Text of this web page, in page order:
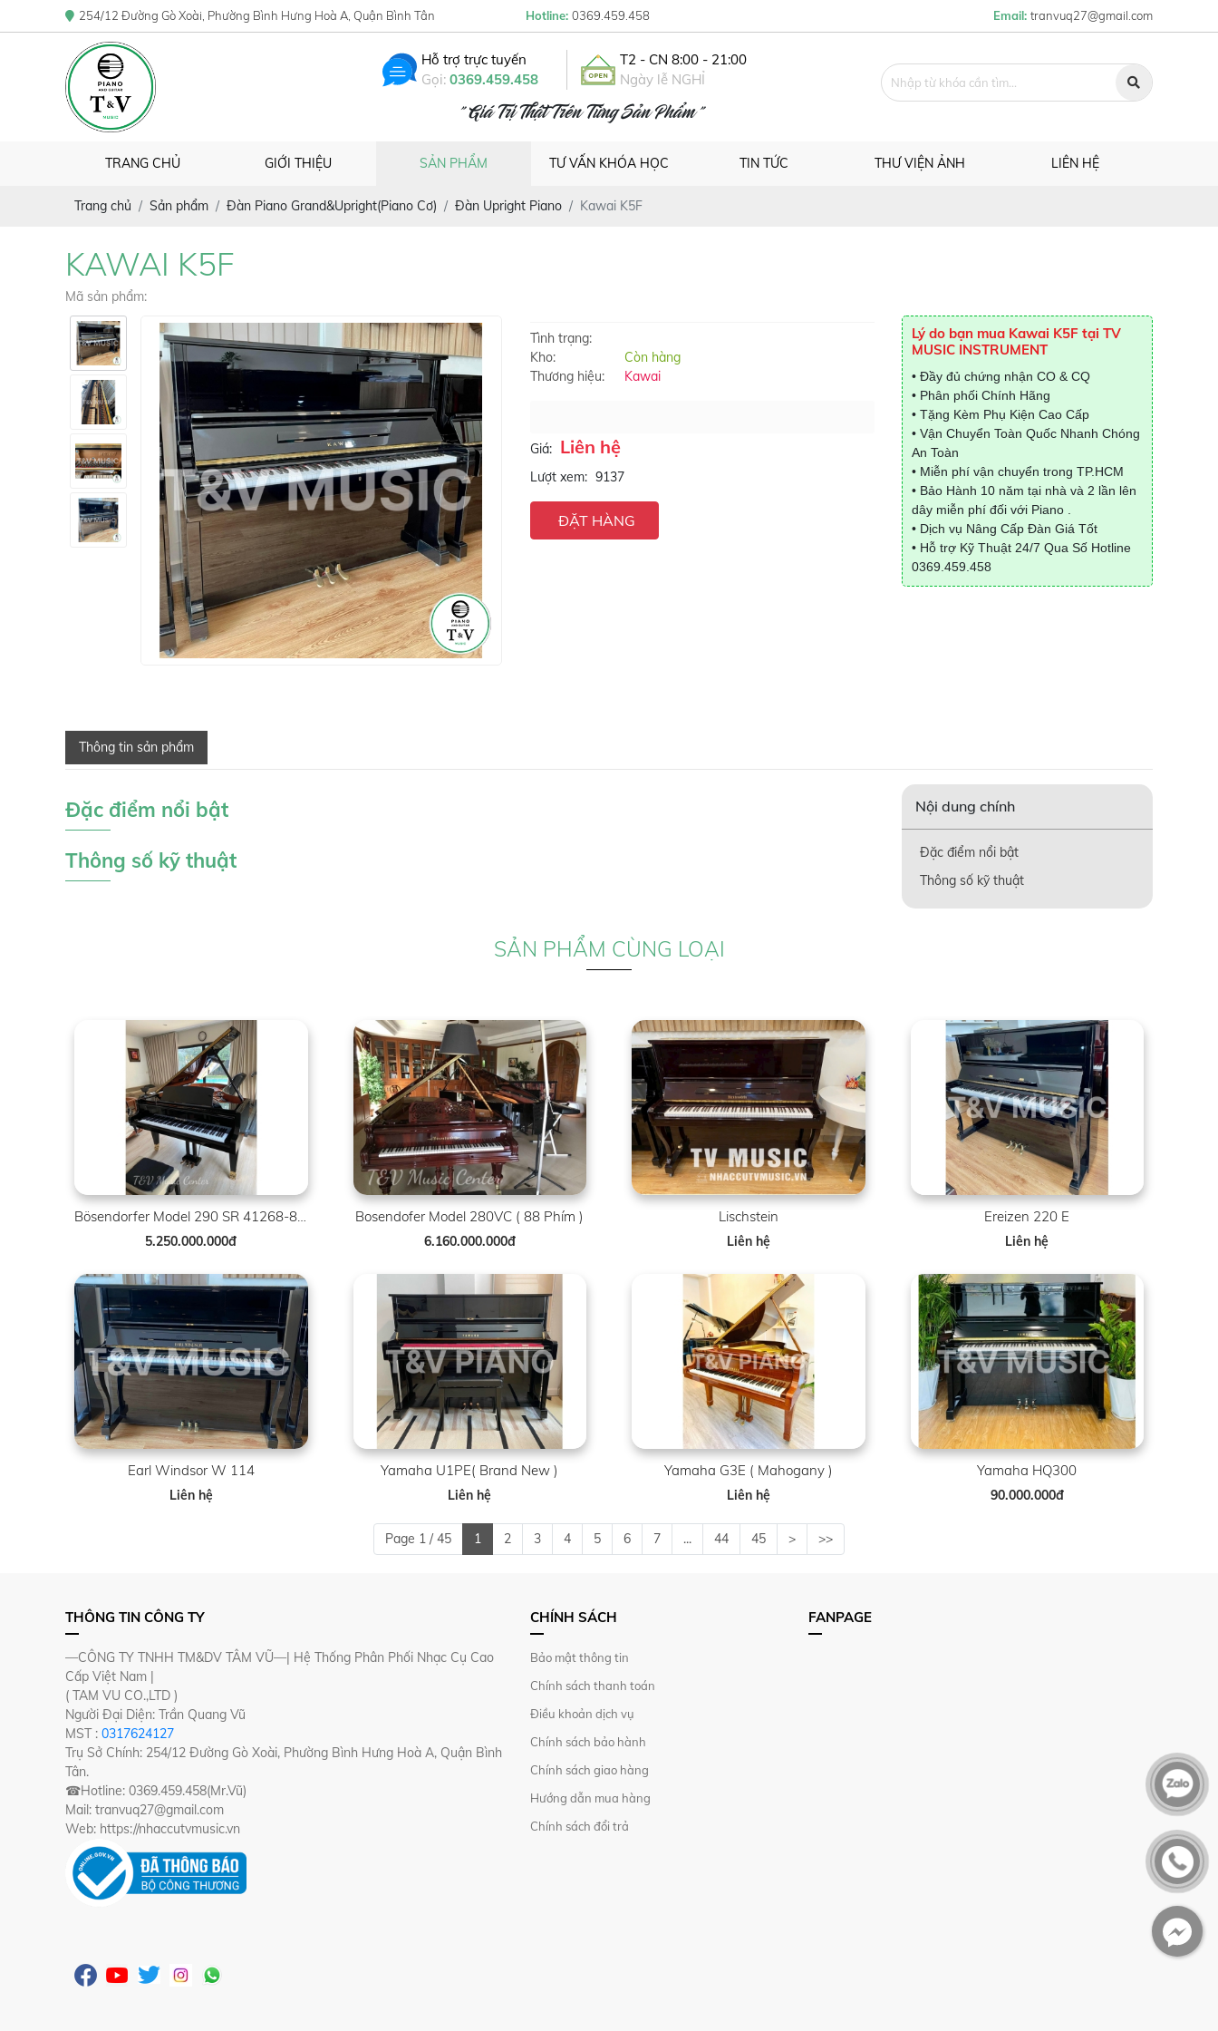
254/12 Đường Gò Xoài, Phường Bình Hưng Hoà A, Quận Bình Tân Hotline: 0369.459.458 Email: tranvuq27@gmail.com
Hỗ trợ trực tuyến
Gọi: 0369.459.458
T2 - CN 8:00 - 21:00
Ngày lễ NGHỈ
" Giá Trị Thật Trên Từng Sản Phẩm "
TRANG CHỦ GIỚI THIỆU SẢN PHẨM TƯ VẤN KHÓA HỌC TIN TỨC THƯ VIỆN ẢNH LIÊN HỆ
Trang chủ Sản phẩm Đàn Piano Grand&Upright(Piano Cơ) Đàn Upright Piano Kawai K5F
KAWAI K5F
Mã sản phẩm:
Tình trạng:
Kho:
Còn hàng
Thương hiệu:
Kawai
Giá: Liên hệ
Lượt xem: 9137
ĐẶT HÀNG
Lý do bạn mua Kawai K5F tại TV
MUSIC INSTRUMENT
• Đầy đủ chứng nhận CO & CQ
• Phân phối Chính Hãng
• Tặng Kèm Phụ Kiện Cao Cấp
• Vận Chuyển Toàn Quốc Nhanh Chóng
An Toàn
• Miễn phí vận chuyển trong TP.HCM
• Bảo Hành 10 năm tại nhà và 2 lần lên
dây miễn phí đối với Piano .
• Dịch vụ Nâng Cấp Đàn Giá Tốt
• Hỗ trợ Kỹ Thuật 24/7 Qua Số Hotline
0369.459.458
Thông tin sản phẩm
Đặc điểm nổi bật
Thông số kỹ thuật
Nội dung chính
Đặc điểm nổi bật
Thông số kỹ thuật
SẢN PHẨM CÙNG LOẠI
5.250.000.000đ
Bosendofer Model 280VC ( 88 Phím )
6.160.000.000đ
Lischstein
Liên hệ
Ereizen 220 E
Liên hệ
Earl Windsor W 114
Liên hệ
Yamaha U1PE( Brand New )
Liên hệ
Yamaha G3E ( Mahogany )
Liên hệ
Yamaha HQ300
90.000.000đ
Page 1 / 45 1 2 3 4 5 6 7 ... 44 45 > >>
THÔNG TIN CÔNG TY
—CÔNG TY TNHH TM&DV TÂM VŨ—| Hệ Thống Phân Phối Nhạc Cụ Cao
Cấp Việt Nam |
( TAM VU CO.,LTD )
Người Đại Diện: Trần Quang Vũ
MST : 0317624127
Trụ Sở Chính: 254/12 Đường Gò Xoài, Phường Bình Hưng Hoà A, Quận Bình
Tân.
☎Hotline: 0369.459.458(Mr.Vũ)
Mail: tranvuq27@gmail.com
Web: https://nhaccutvmusic.vn
CHÍNH SÁCH
Bảo mật thông tin
Chính sách thanh toán
Điều khoản dịch vụ
Chính sách bảo hành
Chính sách giao hàng
Hướng dẫn mua hàng
Chính sách đổi trả
FANPAGE